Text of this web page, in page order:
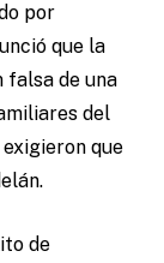
por
que la
falsa de una
del
que
de